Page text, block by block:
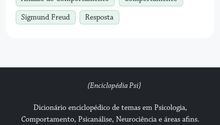
Sigmund Freud
Resposta
{Enciclopédia Psi}
Dicionário enciclopédico de temas em Psicologia,
Comportamento, Psicanálise, Neurociência e áreas afins.